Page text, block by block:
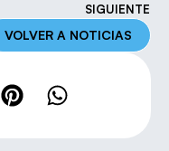
SIGUIENTE
VOLVER A NOTICIAS